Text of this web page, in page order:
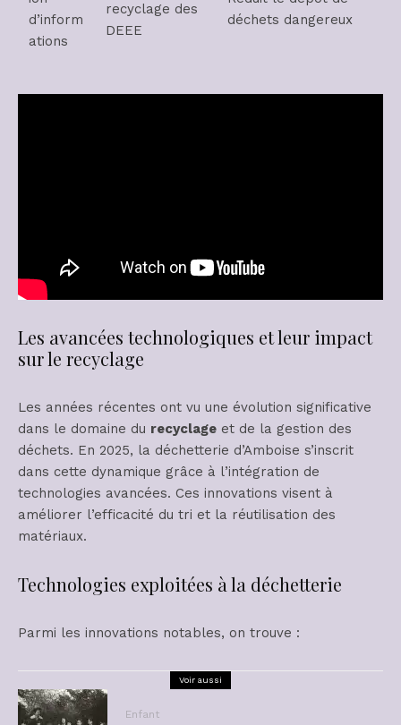
d’inform
ations
recyclage des
DEEE
déchets dangereux
Les avancées technologiques et leur impact
sur le recyclage
Les années récentes ont vu une évolution significative
dans le domaine du recyclage et de la gestion des
déchets. En 2025, la déchetterie d’Amboise s’inscrit
dans cette dynamique grâce à l’intégration de
technologies avancées. Ces innovations visent à
améliorer l’efficacité du tri et la réutilisation des
matériaux.
Technologies exploitées à la déchetterie
Parmi les innovations notables, on trouve :
Voir aussi
Enfant